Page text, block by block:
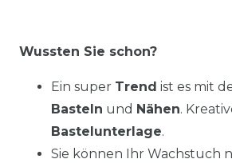
Wussten Sie schon?
Ein super Trend ist es mit
Basteln und Nähen.
Bastelunterlage.
Sie können Ihr Wachstuch